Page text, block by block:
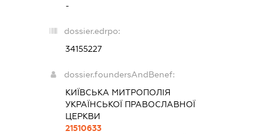
-
dossier.edrpo:
34155227
dossier.foundersAndBenef:
КИЇВСЬКА МИТРОПОЛІЯ
УКРАЇНСЬКОЇ ПРАВОСЛАВНОЇ
ЦЕРКВИ
21510633